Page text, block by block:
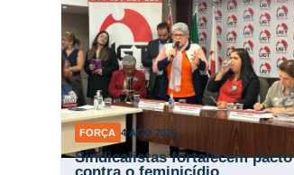
FORÇA 4 AGO 2026
Sindicalistas fortalecem pacto
contra o feminicídio